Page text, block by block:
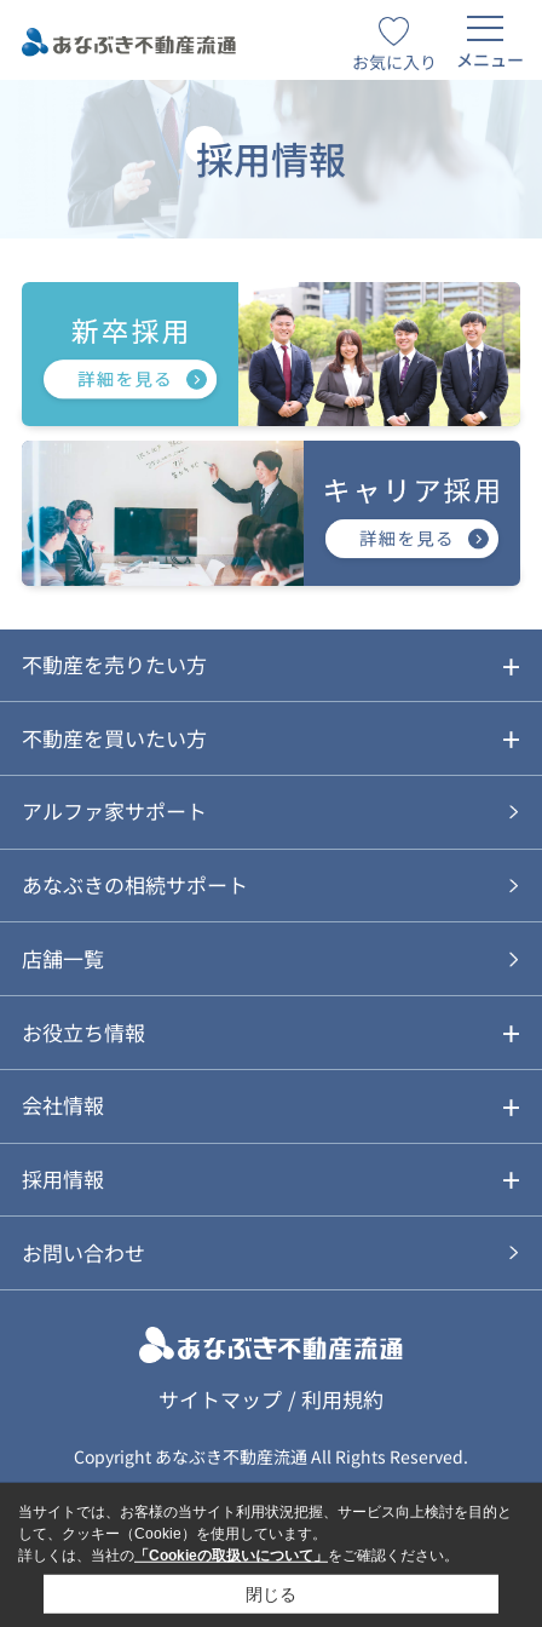
お気に入り メニュー
採用情報
不動産を売りたい方
ご売却ガイド
ご売却の流れ
あなぶきの仲介
あなぶきの買取
仲介と買取のメリット・デメリット
動画やパンフレットで見る
不動産を買いたい方
ご購入ガイド
物件を探す
購入の流れ
購入前も後も安心サポート
お気に入り
アルファ家サポート
あなぶきの相続サポート
店舗一覧
お役立ち情報
不動産Q&A
アルファジャーナル
会社情報
会社概要
スタッフ紹介
個人情報保護方針
カスタマーハラスメント基本方針
保険募集（勧誘）方針
採用情報
新卒採用について
キャリア採用について
応募に関する個人情報取扱について
お問い合わせ
サイトマップ /利用規約
Copyright あなぶき不動産流通 All Rights Reserved.
当サイトでは、お客様の当サイト利用状況把握、サービス向上検討を目的と
して、クッキー（Cookie）を使用しています。
詳しくは、当社の 「Cookieの取扱いについて」 をご確認ください。
閉じる